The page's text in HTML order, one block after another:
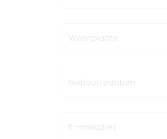
Woonplaats
Geboortedatum
E-mailadres